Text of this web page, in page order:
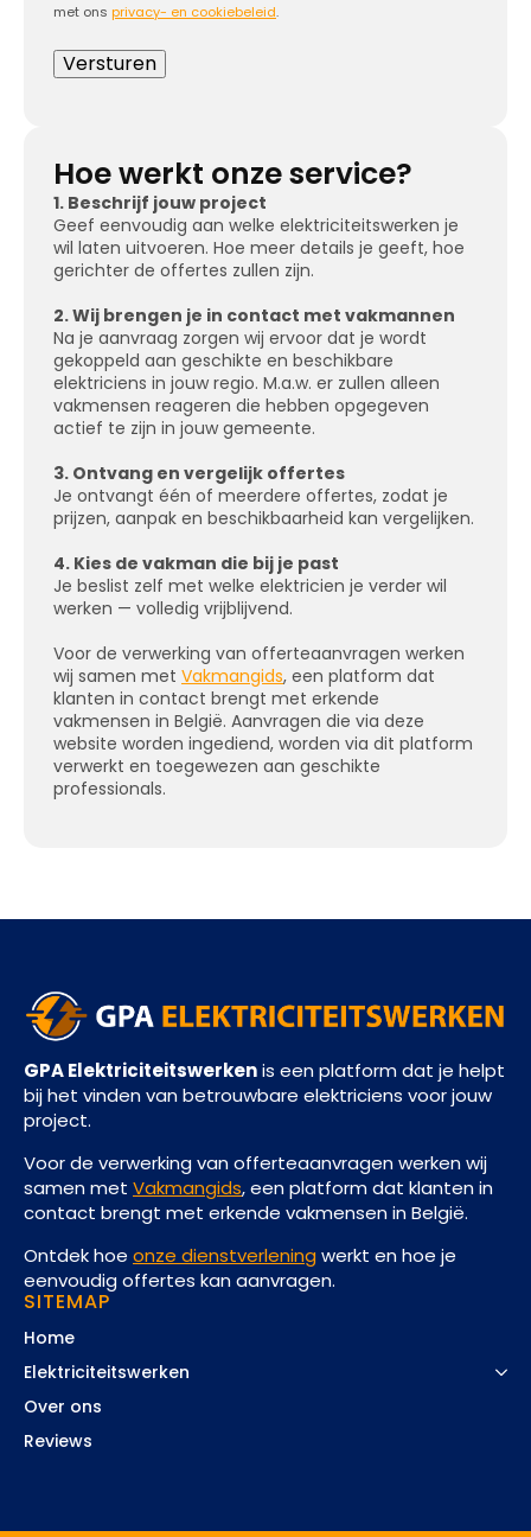
met ons privacy- en cookiebeleid.
Hoe werkt onze service?
1. Beschrijf jouw project
Geef eenvoudig aan welke elektriciteitswerken je
wil laten uitvoeren. Hoe meer details je geeft, hoe
gerichter de offertes zullen zijn.
2. Wij brengen je in contact met vakmannen
Na je aanvraag zorgen wij ervoor dat je wordt
gekoppeld aan geschikte en beschikbare
elektriciens in jouw regio. M.a.w. er zullen alleen
vakmensen reageren die hebben opgegeven
actief te zijn in jouw gemeente.
3. Ontvang en vergelijk offertes
Je ontvangt één of meerdere offertes, zodat je
prijzen, aanpak en beschikbaarheid kan vergelijken.
4. Kies de vakman die bij je past
Je beslist zelf met welke elektricien je verder wil
werken — volledig vrijblijvend.
Voor de verwerking van offerteaanvragen werken
wij samen met Vakmangids, een platform dat
klanten in contact brengt met erkende
vakmensen in België. Aanvragen die via deze
website worden ingediend, worden via dit platform
verwerkt en toegewezen aan geschikte
professionals.
GPA Elektriciteitswerkenis een platform dat je helpt
bij het vinden van betrouwbare elektriciens voor jouw
project.
Voor de verwerking van offerteaanvragen werken wij
samen met Vakmangids, een platform dat klanten in
contact brengt met erkende vakmensen in België.
Ontdek hoe onze dienstverleningwerkt en hoe je
eenvoudig offertes kan aanvragen.
SITEMAP
Home
Elektriciteitswerken
Over ons
Reviews